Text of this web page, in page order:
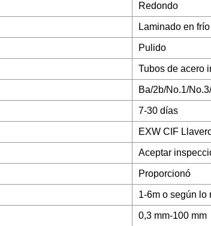
Redondo
Laminado en frío
Pulido
Tubos de acero
Ba/2b/No.1/
7-30 días
EXW CIF
Aceptar
Proporcionó
1-6m o según lo
0,3 mm-100 mm